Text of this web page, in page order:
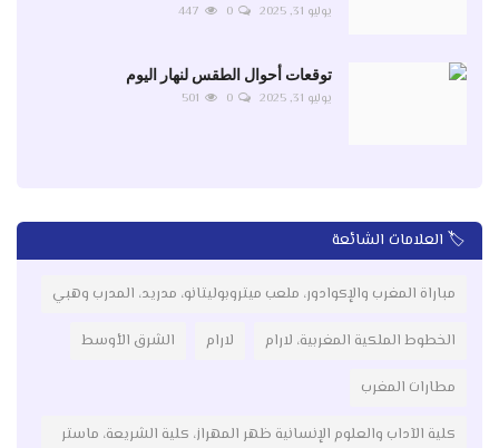
يوليو 31, 2025
0
447
توقعات أحوال الطقس لنهار اليوم
يوليو 31, 2025
0
501
🏷️ العلامات الشائعة
مباراة المغرب والإكوادور، ملعب ميتروبوليتانو، مدريد، المدرب وهبي
الخطوط الملكية المغربية، لارام لارام الشرق الأوسط
مطارات المغرب
كلية الآداب والعلوم الإنسانية ظهر المهراز، كلية الشريعة، ماستر